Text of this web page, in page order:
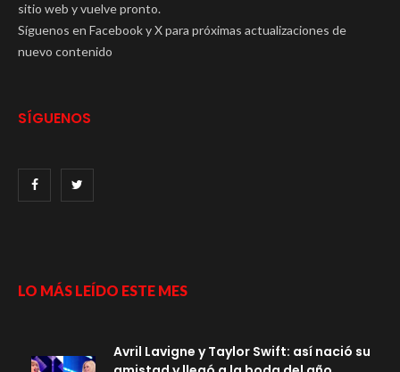
sitio web y vuelve pronto.
Síguenos en Facebook y X para próximas actualizaciones de
nuevo contenido
SÍGUENOS
LO MÁS LEÍDO ESTE MES
Avril Lavigne y Taylor Swift: así nació su